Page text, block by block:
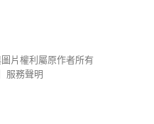
片權利屬原作者所有
服務聲明